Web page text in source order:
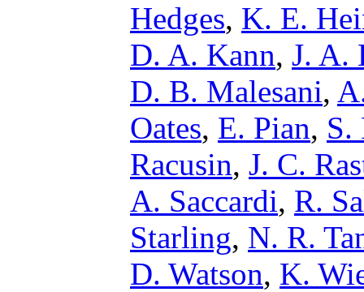
Hedges, K. E.
D. A. Kann, J. A.
D. B. Malesani,
Oates, E. Pian, S.
Racusin, J. C.
A. Saccardi, R.
Starling, N. R.
D. Watson, K.